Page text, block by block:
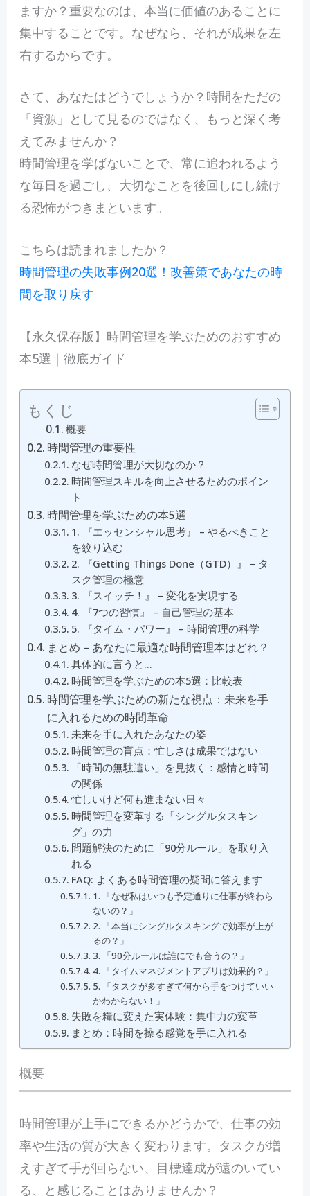
ますか？重要なのは、本当に価値のあることに
集中することです。なぜなら、それが成果を左
右するからです。
さて、あなたはどうでしょうか？時間をただの
「資源」として見るのではなく、もっと深く考
えてみませんか？
時間管理を学ばないことで、常に追われるよう
な毎日を過ごし、大切なことを後回しにし続け
る恐怖がつきまといます。
こちらは読まれましたか？
時間管理の失敗事例20選！改善策であなたの時
間を取り戻す
【永久保存版】時間管理を学ぶためのおすすめ
本5選｜徹底ガイド
もくじ
概要
時間管理の重要性
なぜ時間管理が大切なのか？
時間管理スキルを向上させるためのポイン
ト
時間管理を学ぶための本5選
1. 『エッセンシャル思考』 – やるべきこと
を絞り込む
2. 『Getting Things Done（GTD）』 – タ
スク管理の極意
3. 『スイッチ！』 – 変化を実現する
4. 『7つの習慣』 – 自己管理の基本
5. 『タイム・パワー』 – 時間管理の科学
まとめ – あなたに最適な時間管理本はどれ？
具体的に言うと…
時間管理を学ぶための本5選：比較表
時間管理を学ぶための新たな視点：未来を手
に入れるための時間革命
未来を手に入れたあなたの姿
時間管理の盲点：忙しさは成果ではない
「時間の無駄遣い」を見抜く：感情と時間
の関係
忙しいけど何も進まない日々
時間管理を変革する「シングルタスキン
グ」の力
問題解決のために「90分ルール」を取り入
れる
FAQ: よくある時間管理の疑問に答えます
1. 「なぜ私はいつも予定通りに仕事が終わら
ないの？」
2. 「本当にシングルタスキングで効率が上が
るの？」
3. 「90分ルールは誰にでも合うの？」
4. 「タイムマネジメントアプリは効果的？」
5. 「タスクが多すぎて何から手をつけていい
かわからない！」
失敗を糧に変えた実体験：集中力の変革
まとめ：時間を操る感覚を手に入れる
概要
時間管理が上手にできるかどうかで、仕事の効
率や生活の質が大きく変わります。タスクが増
えすぎて手が回らない、目標達成が遠のいてい
る、と感じることはありませんか？